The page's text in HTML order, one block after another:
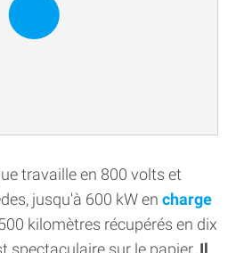
travaille en 800 volts et
jusqu'à 600 kW en charge
kilomètres récupérés en dix
spectaculaire sur le papier. Il